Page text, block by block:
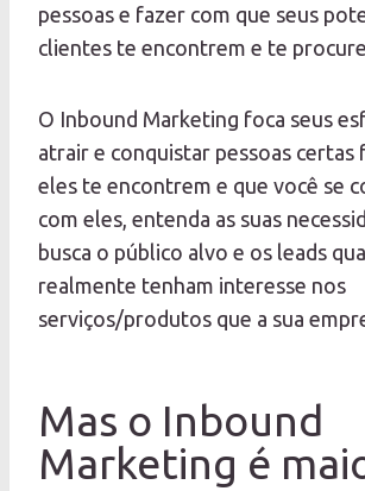
pessoas e fazer com que seus
clientes te encontrem e te
O Inbound Marketing foca seus
atrair e conquistar pessoas certas
eles te encontrem e que você se
com eles, entenda as suas
busca o público alvo e os leads
realmente tenham interesse nos
serviços/produtos que a sua
Mas o Inbound
Marketing é